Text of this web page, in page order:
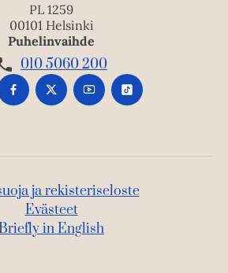
PL 1259
00101 Helsinki
Puhelinvaihde
010 5060 200
ja rekisteriseloste
Evästeet
in English